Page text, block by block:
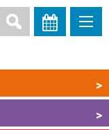
>
>